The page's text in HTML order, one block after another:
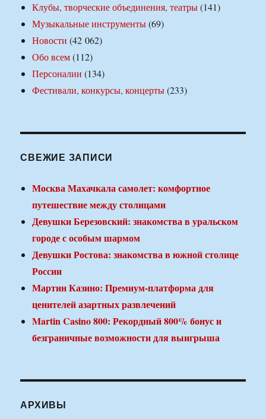
Клубы, творческие объединения, театры(141)
Музыкальные инструменты(69)
Новости (42 062)
Обо всем(112)
Персоналии (134)
Фестивали, конкурсы, концерты(233)
СВЕЖИЕ ЗАПИСИ
Москва Махачкала самолет: комфортное
путешествие между столицами
Девушки Березовский: знакомства в уральском
городе с особым шармом
Девушки Ростова: знакомства в южной столице
России
Мартин Казино: Премиум-платформа для
ценителей азартных развлечений
Martin Casino 800: Рекордный 800% бонус и
безграничные возможности для выигрыша
АРХИВЫ